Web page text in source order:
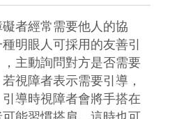
者經常需要他人的協
明眼人可採用的友善引
主動詢問對方是否需要
視障者表示需要引導，
導時視障者會將手搭在